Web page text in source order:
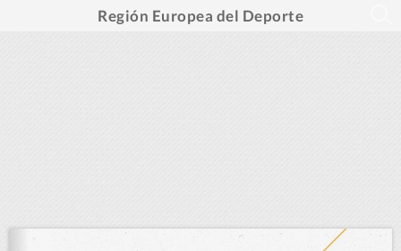
Región Europea del Deporte